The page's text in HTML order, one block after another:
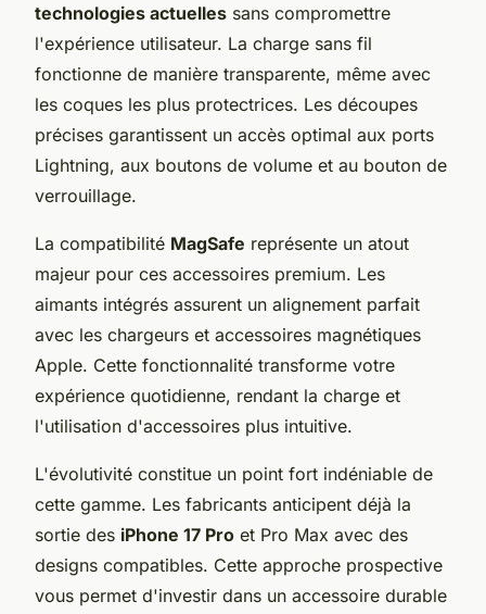
technologies actuelles sans compromettre
l'expérience utilisateur. La charge sans fil
fonctionne de manière transparente, même avec
les coques les plus protectrices. Les découpes
précises garantissent un accès optimal aux ports
Lightning, aux boutons de volume et au bouton de
verrouillage.
La compatibilité MagSafe représente un atout
majeur pour ces accessoires premium. Les
aimants intégrés assurent un alignement parfait
avec les chargeurs et accessoires magnétiques
Apple. Cette fonctionnalité transforme votre
expérience quotidienne, rendant la charge et
l'utilisation d'accessoires plus intuitive.
L'évolutivité constitue un point fort indéniable de
cette gamme. Les fabricants anticipent déjà la
sortie des iPhone 17 Pro et Pro Max avec des
designs compatibles. Cette approche prospective
vous permet d'investir dans un accessoire durable